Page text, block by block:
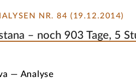
NR. 84 (19.12.2014)
– noch 903 Tage, 5
— Analyse